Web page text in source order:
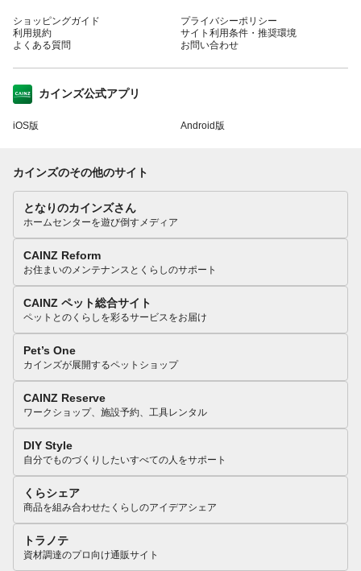
ショッピングガイド
利用規約
よくある質問
プライバシーポリシー
サイト利用条件・推奨環境
お問い合わせ
カインズ公式アプリ
iOS版 Android版
カインズのその他のサイト
となりのカインズさん
ホームセンターを遊び倒すメディア
CAINZ Reform
お住まいのメンテナンスとくらしのサポート
CAINZ ペット総合サイト
ペットとのくらしを彩るサービスをお届け
Pet’s One
カインズが展開するペットショップ
CAINZ Reserve
ワークショップ、施設予約、工具レンタル
DIY Style
自分でものづくりしたいすべての人をサポート
くらシェア
商品を組み合わせたくらしのアイデアシェア
トラノテ
資材調達のプロ向け通販サイト